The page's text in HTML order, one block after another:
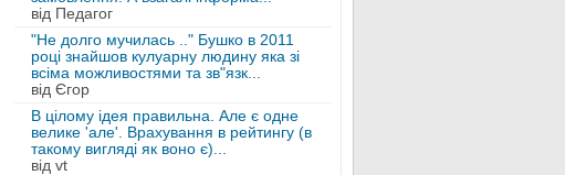
від Педагог
"Не долго мучилась .." Бушко в 2011
році знайшов кулуарну людину яка зі
всіма можливостями та зв"язк...
від Єгор
В цілому ідея правильна. Але є одне
велике 'але'. Врахування в рейтингу (в
такому вигляді як воно є)...
від vt